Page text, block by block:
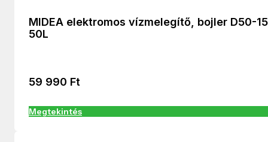
MIDEA elektromos vízmelegítő, bojler D50-
50L
59 990 Ft
Megtekintés